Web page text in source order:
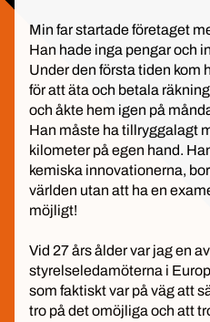
Min far startade företaget
Han hade inga pengar och
Under den första tiden kom
för att äta och betala
och åkte hem igen på
Han måste ha tillryggalagt
kilometer på egen hand.
kemiska innovationerna,
världen utan att ha en
möjligt!
Vid 27 års ålder var jag en
styrelseledamöterna i
som faktiskt var på väg att
tro på det omöjliga och att